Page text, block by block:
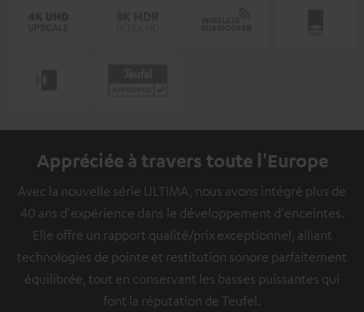
Appréciée à travers toute l'Europe
Avec la nouvelle série ULTIMA, nous avons intégré plus de
40 ans d'expérience dans le développement d'enceintes.
Elle offre un rapport qualité/prix exceptionnel, alliant
technologies de pointe et restitution sonore parfaitement
équilibrée, tout en conservant les basses puissantes qui
font la réputation de Teufel.